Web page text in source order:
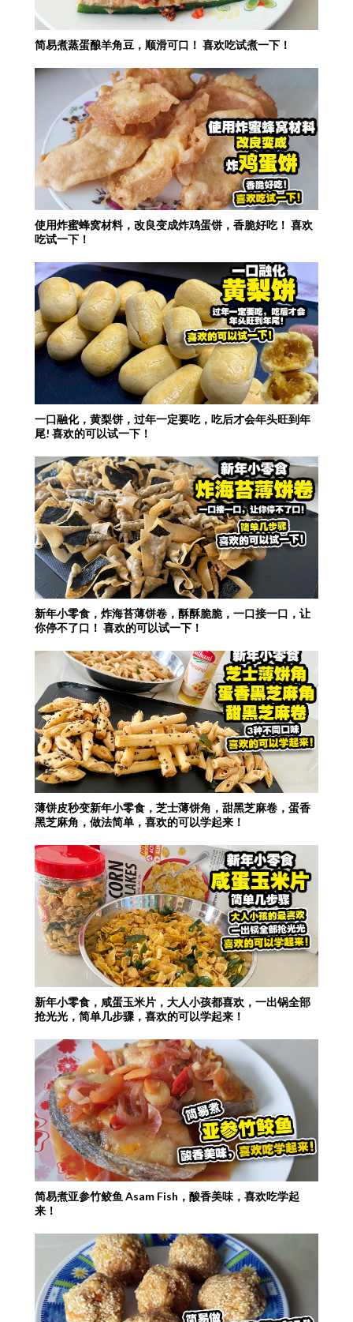
简易煮蒸蛋酿羊角豆，顺滑可口！ 喜欢吃试煮一下！
使用炸蜜蜂窝材料，改良变成炸鸡蛋饼，香脆好吃！ 喜欢
吃试一下！
一口融化，黄梨饼，过年一定要吃，吃后才会年头旺到年
尾! 喜欢的可以试一下！
新年小零食，炸海苔薄饼卷，酥酥脆脆，一口接一口，让
你停不了口！ 喜欢的可以试一下！
薄饼皮秒变新年小零食，芝士薄饼角，甜黑芝麻卷，蛋香
黑芝麻角，做法简单，喜欢的可以学起来！
新年小零食，咸蛋玉米片，大人小孩都喜欢，一出锅全部
抢光光，简单几步骤，喜欢的可以学起来！
简易煮亚参竹鲛鱼 Asam Fish，酸香美味，喜欢吃学起
来！